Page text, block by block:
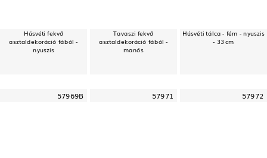
Húsvéti fekvő
asztaldekoráció fából -
nyuszis
Tavaszi fekvő
asztaldekoráció fából -
manós
Húsvéti tálca - fém - nyuszis
- 33 cm
57969B 57971 57972